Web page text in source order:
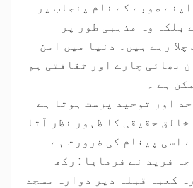
صوبے کے نام پنجاب پر
بلکہ وہ مذہبی طور پر
رہے ہیں۔ دنیا میں امن
بھائی چارے اور ثقافتی ہم
ہے ۔
اور توحید پرست ہوتا ہے
حقیقی کا ظہور نظر آتا
اسی پیغام کی ضرورت ہے
فرید نے فرمایا : رکھ
کعبہ قبلہ دیر دوارہ مسجد